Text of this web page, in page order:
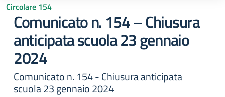
Circolare 154
Comunicato n. 154 – Chiusura
anticipata scuola 23 gennaio
2024
Comunicato n. 154 - Chiusura anticipata
scuola 23 gennaio 2024